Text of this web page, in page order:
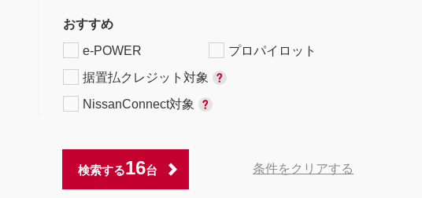
おすすめ
e-POWER
プロパイロット
据置払クレジット対象
NissanConnect対象
検索する16台 条件をクリアする